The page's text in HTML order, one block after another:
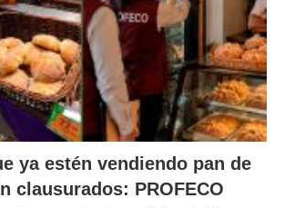
ya estén vendiendo pan de
clausurados: PROFECO